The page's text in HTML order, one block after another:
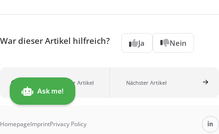
War dieser Artikel hilfreich? Ja Nein
Vorheriger Artikel Nächster Artikel
HomepageImprintPrivacy Policy